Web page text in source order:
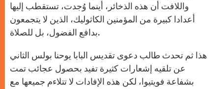
واللافت أن هذه الذخائر، أينما وُجدت، تستقطب إليها
أعدادا كبيرة من المؤمنين الكاثوليك، الذين لا يتجمعون
بدافع الفضول، بل للصلاة.
هذا ثم تحدث طالب دعوى تقديس البابا يوحنا بولس الثاني
عن تلقيه إشعارات كثيرة تفيد بحصول عجائب تمت
بشفاعة فويتيوا، لكن هذه الإفادات لا تتلاءم جميعها مع